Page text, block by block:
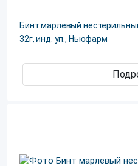
Бинт марлевый
32г, инд. уп., Ньюфарм